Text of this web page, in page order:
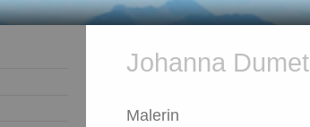
Johanna Dumet
Malerin